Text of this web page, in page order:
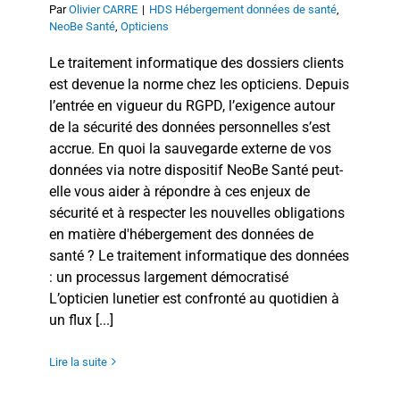
ParOlivier CARRE | HDS Hébergement données de santé
NeoBe Santé Opticiens
Le traitement informatique des dossiers clients
est devenue la norme chez les opticiens. Depuis
l’entrée en vigueur du RGPD, l’exigence autour
de la sécurité des données personnelles s’est
accrue. En quoi la sauvegarde externe de vos
données via notre dispositif NeoBe Santé peut-
elle vous aider à répondre à ces enjeux de
sécurité et à respecter les nouvelles obligations
en matière d'hébergement des données de
santé ? Le traitement informatique des données
: un processus largement démocratisé
L’opticien lunetier est confronté au quotidien à
un flux [...]
Lire la suite